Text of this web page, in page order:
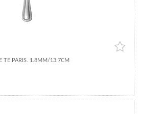
TE PARIS. 1.8MM/13.7CM